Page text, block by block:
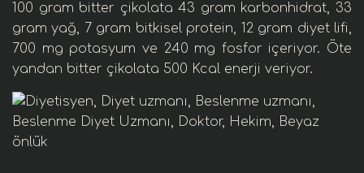
100 gram bitter çikolata 43 gram karbonhidrat, 33
gramyağ, 7 gram bitkisel protein, 12 gram diyet lifi,
700 mg potasyum ve 240 mg fosfor içeriyor. Öte
yandan bitter çikolata 500 Kcal enerji veriyor.